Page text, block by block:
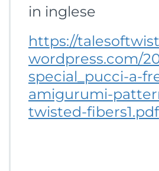
in inglese
https://
wordpress.com/
special_pucci-a-
amigurumi-
twisted-fibers1.pdf